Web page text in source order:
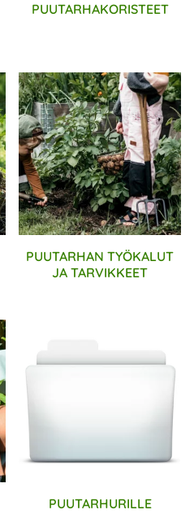
PUUTARHAKORISTEET
PUUTARHAN TYÖKALUT
JA TARVIKKEET
PUUTARHURILLE